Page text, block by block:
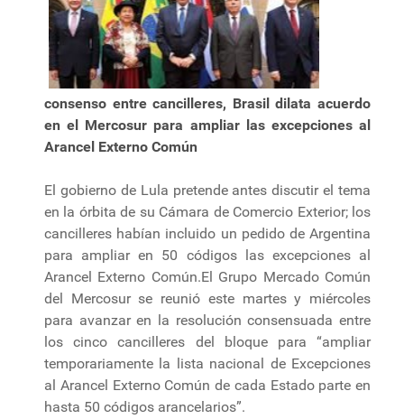
consenso entre cancilleres, Brasil dilata acuerdo
en el Mercosur para ampliar las excepciones al
Arancel Externo Común
El gobierno de Lula pretende antes discutir el tema
en la órbita de su Cámara de Comercio Exterior; los
cancilleres habían incluido un pedido de Argentina
para ampliar en 50 códigos las excepciones al
Arancel Externo Común.El Grupo Mercado Común
del Mercosur se reunió este martes y miércoles
para avanzar en la resolución consensuada entre
los cinco cancilleres del bloque para “ampliar
temporariamente la lista nacional de Excepciones
al Arancel Externo Común de cada Estado parte en
hasta 50 códigos arancelarios”.